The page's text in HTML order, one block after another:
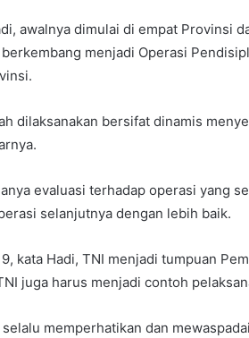
awalnya dimulai di empat Provinsi
menjadi Operasi
dilaksanakan bersifat dinamis
evaluasi terhadap operasi yang
selanjutnya dengan lebih baik.
kata Hadi, TNI menjadi tumpuan
juga harus menjadi contoh
memperhatikan dan